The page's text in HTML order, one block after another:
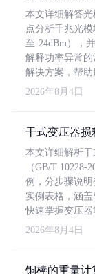
本文详细解答
点分析千兆光
至-24dBm），
解释功率异常
解决方案，帮助
2026年8月4日
干式变压器损
本文详细解析
（GB/T 10228-
例，分步骤说
实例表格，涵盖
快速掌握变压器
2026年8月4日
铜棒的重量计